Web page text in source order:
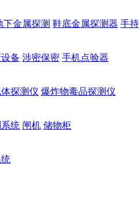
下金属探测 鞋底金属探测器 手
备 涉密保密 手机点验器
探测仪 爆炸物毒品探测仪
统 闸机 储物柜